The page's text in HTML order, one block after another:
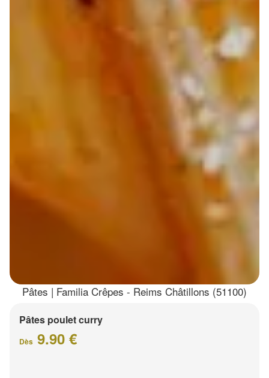
Pâtes | Familia Crêpes - Reims Châtillons (51100)
Pâtes poulet curry
Dès 9.90 €